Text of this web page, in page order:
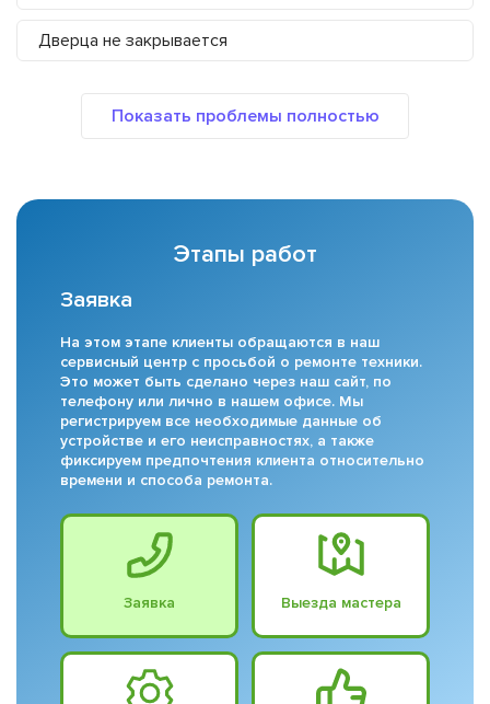
Дверца не закрывается
Этапы работ
Заявка
На этом этапе клиенты обращаются в наш
сервисный центр с просьбой о ремонте техники.
Это может быть сделано через наш сайт, по
телефону или лично в нашем офисе. Мы
регистрируем все необходимые данные об
устройстве и его неисправностях, а также
фиксируем предпочтения клиента относительно
времени и способа ремонта.
Заявка Выезда мастера